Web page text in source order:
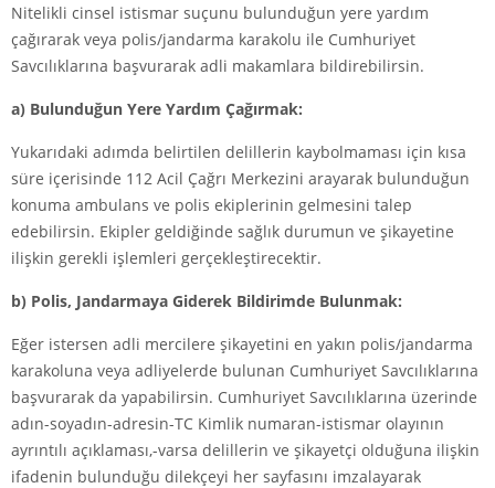
Nitelikli cinsel istismar suçunu bulunduğun yere yardım
çağırarak veya polis/jandarma karakolu ile Cumhuriyet
Savcılıklarına başvurarak adli makamlara bildirebilirsin.
a) Bulunduğun Yere Yardım Çağırmak:
Yukarıdaki adımda belirtilen delillerin kaybolmaması için kısa
süre içerisinde 112 Acil Çağrı Merkezini arayarak bulunduğun
konuma ambulans ve polis ekiplerinin gelmesini talep
edebilirsin. Ekipler geldiğinde sağlık durumun ve şikayetine
ilişkin gerekli işlemleri gerçekleştirecektir.
b) Polis, Jandarmaya Giderek Bildirimde Bulunmak:
Eğer istersen adli mercilere şikayetini en yakın polis/jandarma
karakoluna veya adliyelerde bulunan Cumhuriyet Savcılıklarına
başvurarak da yapabilirsin. Cumhuriyet Savcılıklarına üzerinde
adın-soyadın-adresin-TC Kimlik numaran-istismar olayının
ayrıntılı açıklaması,-varsa delillerin ve şikayetçi olduğuna ilişkin
ifadenin bulunduğu dilekçeyi her sayfasını imzalayarak